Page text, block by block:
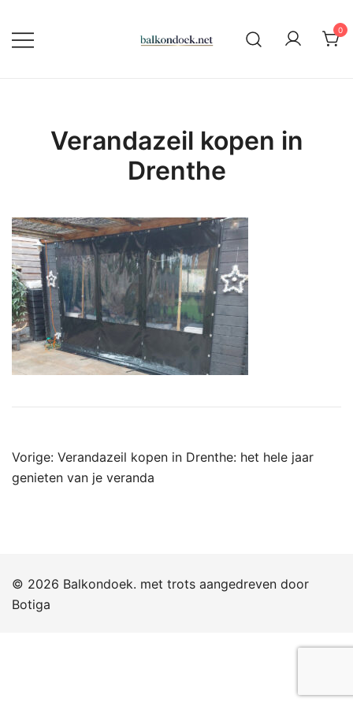
naar
de
0
Verandazeil kopen in
Drenthe
Bericht
navigatie
Vorige: Verandazeil kopen in Drenthe: het hele jaar
genieten van je veranda
© 2026 Balkondoek. met trots aangedreven door
Botiga